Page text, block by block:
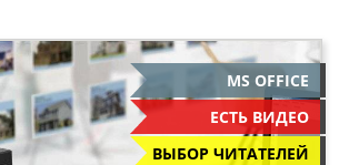
MS OFFICE
ЕСТЬ ВИДЕО
ВЫБОР ЧИТАТЕЛЕЙ